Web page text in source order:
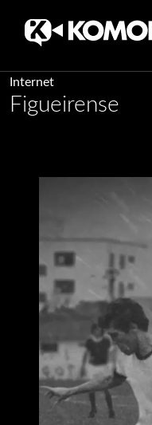
Skip
content
Internet
Figueirense